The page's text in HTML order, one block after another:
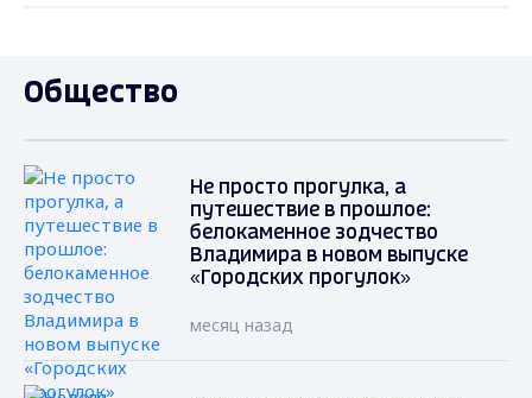
Общество
Не просто прогулка, а
путешествие в прошлое:
белокаменное зодчество
Владимира в новом выпуске
«Городских прогулок»
месяц назад